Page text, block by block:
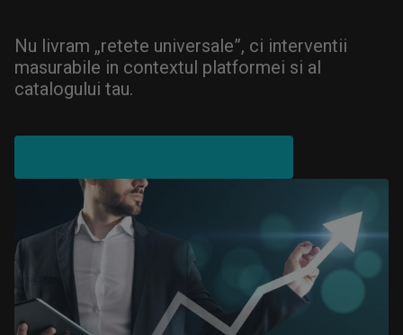
Nu livram „retete universale”, ci interventii
masurabile in contextul platformei si al
catalogului tau.